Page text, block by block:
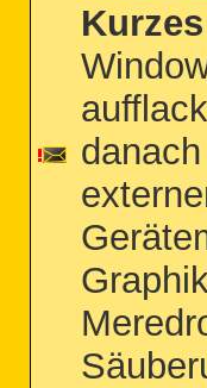
Kurzes